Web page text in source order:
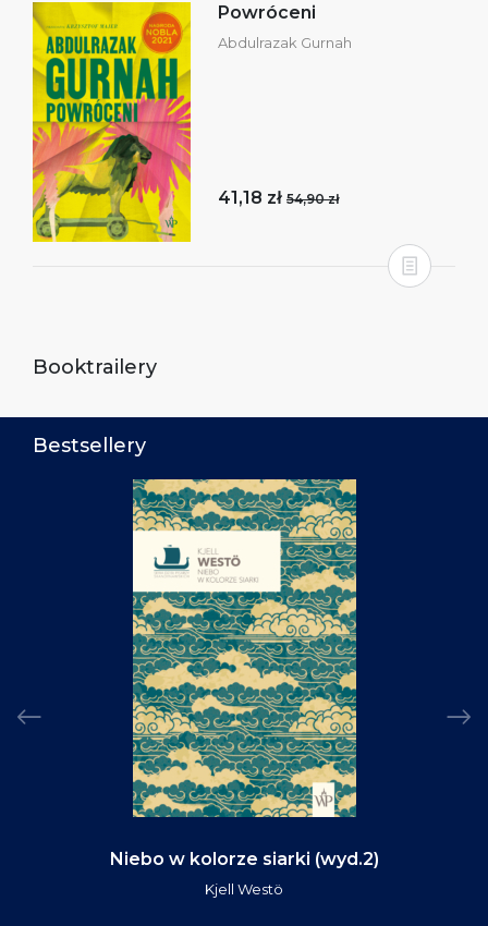
Powróceni
Abdulrazak Gurnah
41,18 zł 54,90 zł
Booktrailery
Bestsellery
Niebo w kolorze siarki (wyd.2)
Kjell Westö